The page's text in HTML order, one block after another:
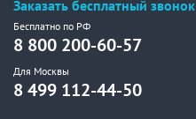
Заказать бесплатный звонок
Бесплатно по РФ
8 800 200-60-57
Для Москвы
8 499 112-44-50